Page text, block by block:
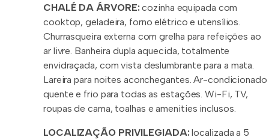
CHALÉ DA ÁRVORE:cozinha equipada com
cooktop, geladeira, forno elétrico e utensílios.
⁠Churrasqueira externa com grelha para refeições ao
ar livre. ⁠Banheira dupla aquecida, totalmente
envidraçada, com vista deslumbrante para a mata.
⁠Lareira para noites aconchegantes. ⁠Ar-condicionado
quente e frio para todas as estações. ⁠Wi-Fi, TV,
roupas de cama, toalhas e amenities inclusos.
LOCALIZAÇÃO PRIVILEGIADA:localizada a 5